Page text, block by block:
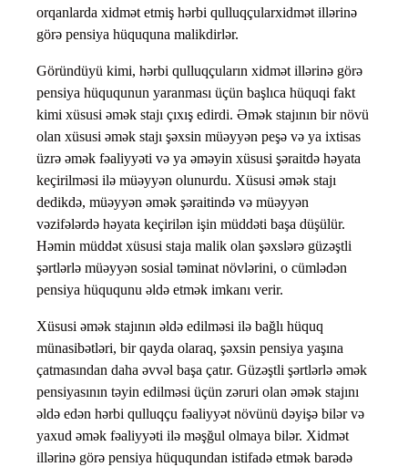
orqanlarda xidmət etmiş hərbi qulluqçularxidmət illərinə
görə pensiya hüququna malikdirlər.
Göründüyü kimi, hərbi qulluqçuların xidmət illərinə görə
pensiya hüququnun yaranması üçün başlıca hüquqi fakt
kimi xüsusi əmək stajı çıxış edirdi. Əmək stajının bir növü
olan xüsusi əmək stajı şəxsin müəyyən peşə və ya ixtisas
üzrə əmək fəaliyyəti və ya əməyin xüsusi şəraitdə həyata
keçirilməsi ilə müəyyən olunurdu. Xüsusi əmək stajı
dedikdə, müəyyən əmək şəraitində və müəyyən
vəzifələrdə həyata keçirilən işin müddəti başa düşülür.
Həmin müddət xüsusi staja malik olan şəxslərə güzəştli
şərtlərlə müəyyən sosial təminat növlərini, o cümlədən
pensiya hüququnu əldə etmək imkanı verir.
Xüsusi əmək stajının əldə edilməsi ilə bağlı hüquq
münasibətləri, bir qayda olaraq, şəxsin pensiya yaşına
çatmasından daha əvvəl başa çatır. Güzəştli şərtlərlə əmək
pensiyasının təyin edilməsi üçün zəruri olan əmək stajını
əldə edən hərbi qulluqçu fəaliyyət növünü dəyişə bilər və
yaxud əmək fəaliyyəti ilə məşğul olmaya bilər. Xidmət
illərinə görə pensiya hüququndan istifadə etmək barədə